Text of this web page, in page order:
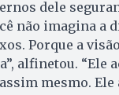
dele
não imagina a
Porque a
alfinetou. “Ele
mesmo. Ele